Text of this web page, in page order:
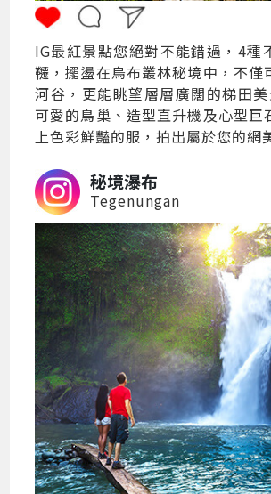
IG最紅景點您絕對不能錯過，4種
韆，擺盪在烏布叢林秘境中，不僅
河谷，更能眺望層層廣闊的梯田
可愛的鳥巢、造型直升機及心型巨
上色彩鮮豔的服，拍出屬於您的網
秘境瀑布
Tegenungan